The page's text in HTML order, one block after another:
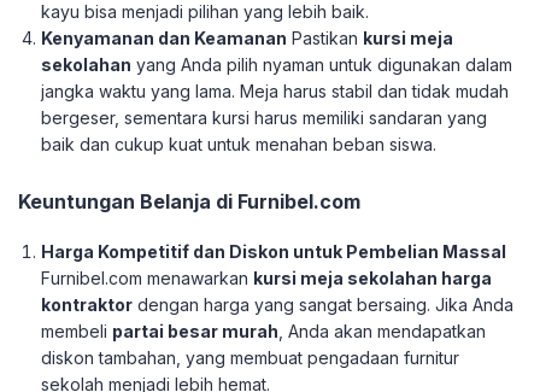
kayu bisa menjadi pilihan yang lebih baik.
Kenyamanan dan Keamanan Pastikan kursi meja
sekolahan yang Anda pilih nyaman untuk digunakan dalam
jangka waktu yang lama. Meja harus stabil dan tidak mudah
bergeser, sementara kursi harus memiliki sandaran yang
baik dan cukup kuat untuk menahan beban siswa.
Keuntungan Belanja di Furnibel.com
Harga Kompetitif dan Diskon untuk Pembelian Massal
Furnibel.com menawarkan kursi meja sekolahan harga
kontraktor dengan harga yang sangat bersaing. Jika Anda
membeli partai besar murah , Anda akan mendapatkan
diskon tambahan, yang membuat pengadaan furnitur
sekolah menjadi lebih hemat.